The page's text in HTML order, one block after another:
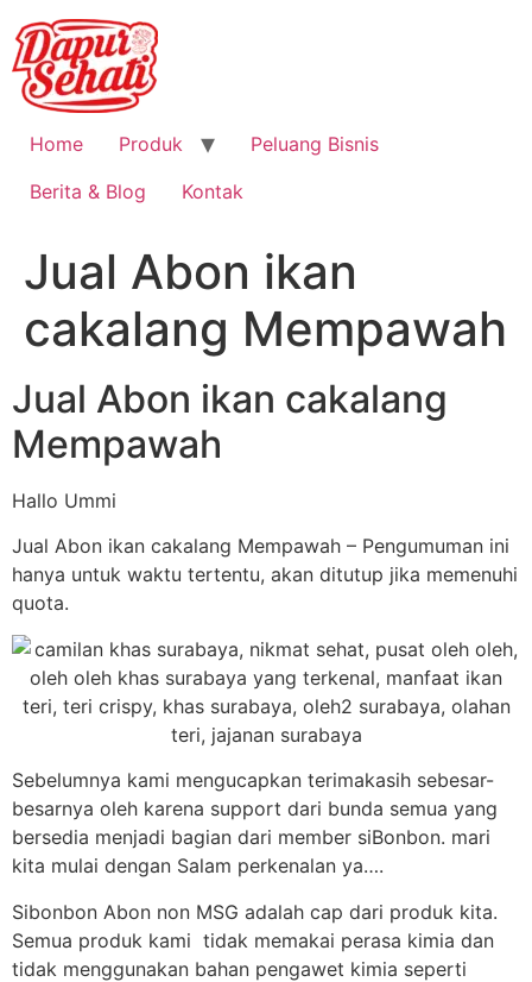
Home Produk
Peluang Bisnis
Berita & Blog
Kontak
Jual Abon ikan
cakalang Mempawah
Jual Abon ikan cakalang
Mempawah
Hallo Ummi
Jual Abon ikan cakalang Mempawah – Pengumuman ini
hanya untuk waktu tertentu, akan ditutup jika memenuhi
quota.
Sebelumnya kami mengucapkan terimakasih sebesar-
besarnya oleh karena support dari bunda semua yang
bersedia menjadi bagian dari member siBonbon. mari
kita mulai dengan Salam perkenalan ya….
Sibonbon Abon non MSG adalah cap dari produk kita.
Semua produk kami tidak memakai perasa kimia dan
tidak menggunakan bahan pengawet kimia seperti